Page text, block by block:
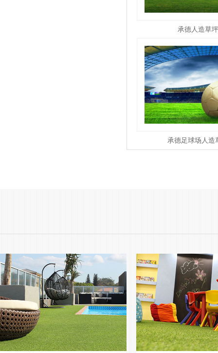
承德人造草坪
承德足球场人造